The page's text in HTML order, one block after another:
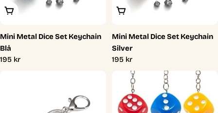
Lägg I Varukorg
Mini Metal Dice Set Keychain
Blå
Ordinarie
195 kr
Lägg I Varukorg
Mini Metal Dice Set Keychain
Silver
Ordinarie
195 kr